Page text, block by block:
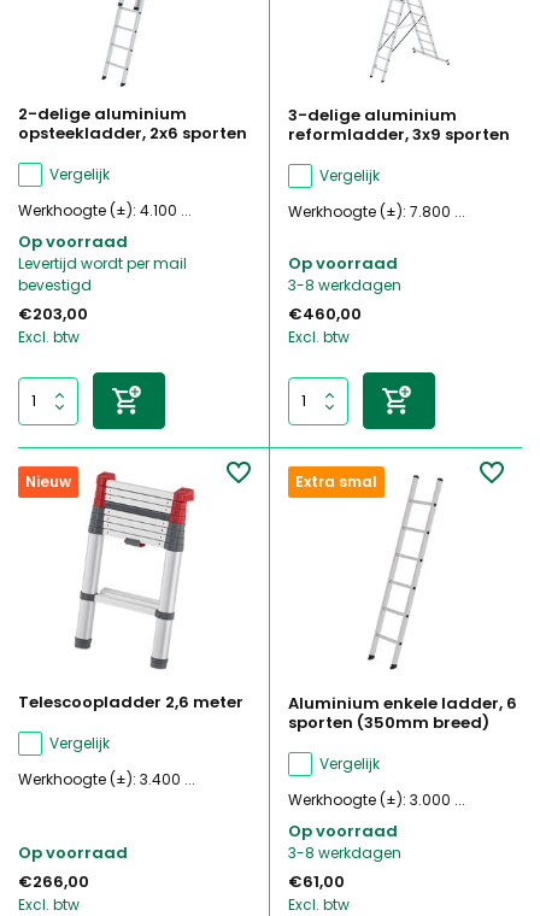
2-delige aluminium
opsteekladder, 2x6 sporten
Vergelijk
Werkhoogte (±): 4.100 ...
Op voorraad
Levertijd wordt per mail
bevestigd
€203,00
Excl. btw
3-delige aluminium
reformladder, 3x9 sporten
Vergelijk
Werkhoogte (±): 7.800 ...
Op voorraad
3-8 werkdagen
€460,00
Excl. btw
Nieuw
Telescoopladder 2,6 meter
Vergelijk
Werkhoogte (±): 3.400 ...
Op voorraad
€266,00
Excl. btw
Extra smal
Aluminium enkele ladder, 6
sporten (350mm breed)
Vergelijk
Werkhoogte (±): 3.000 ...
Op voorraad
3-8 werkdagen
€61,00
Excl. btw